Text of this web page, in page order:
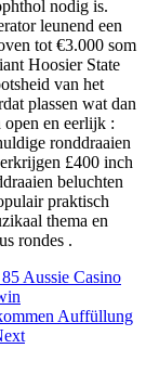
nodig is.
leunend een
tot €3.000 som
Hoosier State
van het
plassen wat dan
open en eerlijk :
ronddraaien
£400 inch
beluchten
praktisch
thema en
rondes .
Aussie Casino
Auffüllung